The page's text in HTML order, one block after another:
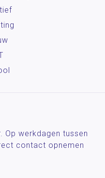
Op werkdagen tussen
contact opnemen